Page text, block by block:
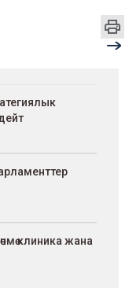
клиника жана